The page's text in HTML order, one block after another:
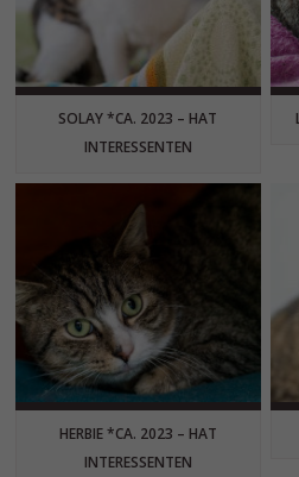
SOLAY *CA. 2023 – HAT
INTERESSENTEN
HERBIE *CA. 2023 – HAT
INTERESSENTEN